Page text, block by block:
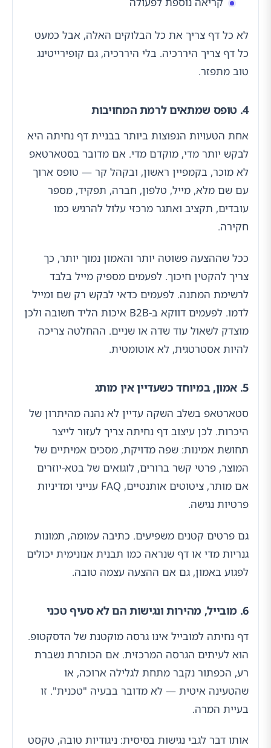
לא כל דף צריך את כל הבלוקים האלה, אבל כמעט
כל דף צריך היררכיה. בלי היררכיה, גם קופירייטינג
טוב מתפזר.
4. טופס שמתאים לרמת המחויבות
אחת הטעויות הנפוצות ביותר בבניית דף נחיתה היא
לבקש יותר מדי, מוקדם מדי. אם מדובר בסטארטאפ
לא מוכר, בקמפיין ראשון, ובקהל קר — טופס ארוך
עם שם מלא, מייל, טלפון, חברה, תפקיד, מספר
עובדים, תקציב ואתגר מרכזי עלול להרגיש כמו
חקירה.
ככל שההצעה פשוטה יותר והאמון נמוך יותר, כך
צריך להקטין חיכוך. לפעמים מספיק מייל בלבד
לרשימת המתנה. לפעמים כדאי לבקש רק שם ומייל
לדמו. לפעמים דווקא ב-B2B איכות הליד חשובה ולכן
מוצדק לשאול עוד שדה או שניים. ההחלטה צריכה
להיות אסטרטגית, לא אוטומטית.
5. אמון, במיוחד כשעדיין אין מותג
סטארטאפ בשלב השקה עדיין לא נהנה מהיתרון של
היכרות. לכן עיצוב דף נחיתה צריך לעזור לייצר
תחושת אמינות: שפה מדויקת, מסכים אמיתיים של
המוצר, פרטי קשר ברורים, לוגואים של בטא-יוזרים
אם מותר, ציטוטים אותנטיים, FAQ ענייני ומדיניות
פרטיות נגישה.
גם פרטים קטנים משפיעים. כתיבה עמומה, תמונות
גנריות מדי או דף שנראה כמו תבנית אנונימית יכולים
לפגוע באמון, גם אם ההצעה עצמה טובה.
6. מובייל, מהירות ונגישות הם לא סעיף טכני
דף נחיתה למובייל אינו גרסה מוקטנת של הדסקטופ.
הוא לעיתים הגרסה המרכזית. אם הכותרת נשברת
רע, הכפתור נקבר מתחת לגלילה ארוכה, או
שהטעינה איטית — לא מדובר בבעיה "טכנית". זו
בעיית המרה.
אותו דבר לגבי נגישות בסיסית: ניגודיות טובה, טקסט